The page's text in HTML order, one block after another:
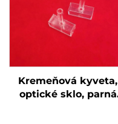
analyzátor
Kremeňová kyveta,
optické sklo, parná